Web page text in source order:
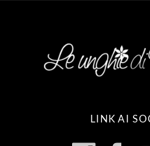
LINK AI